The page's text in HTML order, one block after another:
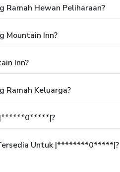
Hewan Peliharaan?
Mountain Inn?
Inn?
Keluarga?
|******0*****|?
Untuk |********0*****|?